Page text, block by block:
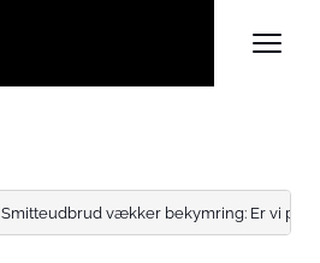
Smitteudbrud vækker bekymring: Er vi på